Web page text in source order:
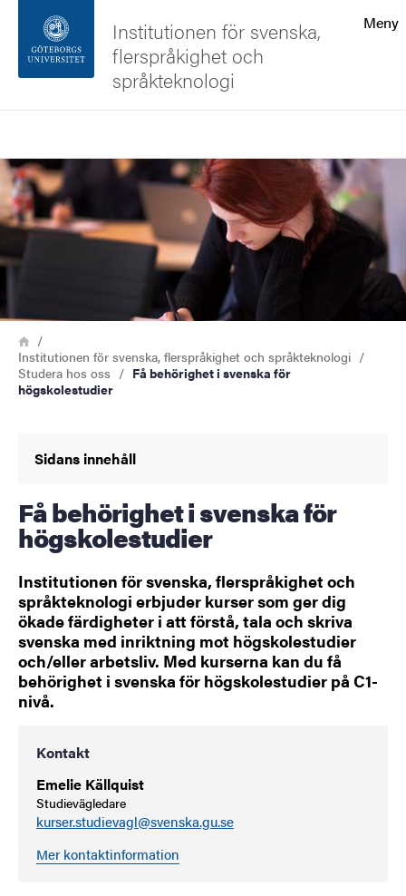
Sidfoten
Om webbplatsen
Meny
Institutionen för svenska,
flerspråkighet och
språkteknologi
Bild
Länkstig
Hem
Institutionen för svenska, flerspråkighet och språkteknologi
Studera hos oss
Få behörighet i svenska för
högskolestudier
Sidans innehåll
Få behörighet i svenska för
högskolestudier
Institutionen för svenska, flerspråkighet och
språkteknologi erbjuder kurser som ger dig
ökade färdigheter i att förstå, tala och skriva
svenska med inriktning mot högskolestudier
och/eller arbetsliv. Med kurserna kan du få
behörighet i svenska för högskolestudier på C1-
nivå.
Kontakt
Emelie Källquist
Studievägledare
kurser.studievagl@svenska.gu.se
Mer kontaktinformation